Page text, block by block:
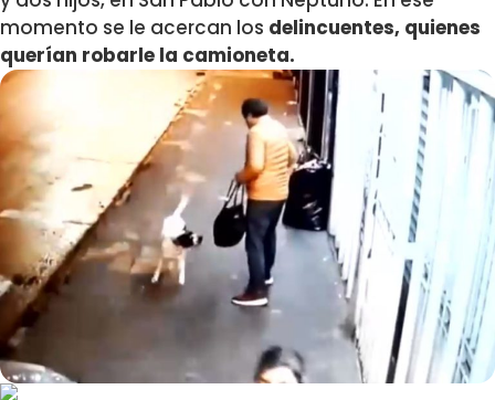
momento se le acercan los delincuentes, quienes
querían robarle la camioneta.